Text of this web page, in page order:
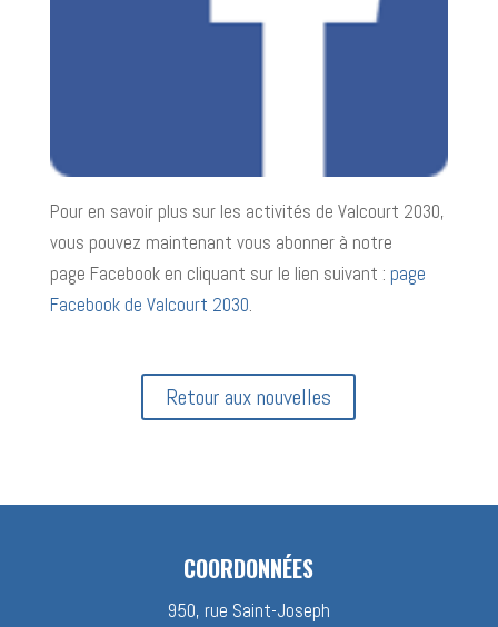
Pour en savoir plus sur les activités de Valcourt 2030,
vous pouvez maintenant vous abonner à notre
page Facebook en cliquant sur le lien suivant : page
Facebook de Valcourt 2030.
Retour aux nouvelles
COORDONNÉES
950, rue Saint-Joseph